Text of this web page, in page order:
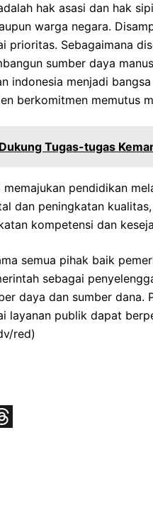
hak asasi dan hak
warga negara.
prioritas. Sebagaimana
sumber daya
indonesia menjadi
berkomitmen memutus
Tugas-tugas
pendidikan
dan peningkatan
kompetensi dan
semua pihak baik
sebagai
daya dan sumber
layanan publik dapat
red)